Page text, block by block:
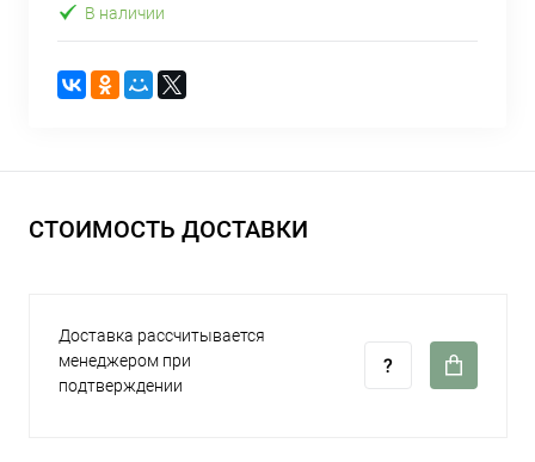
В наличии
СТОИМОСТЬ ДОСТАВКИ
Доставка рассчитывается
менеджером при
подтверждении